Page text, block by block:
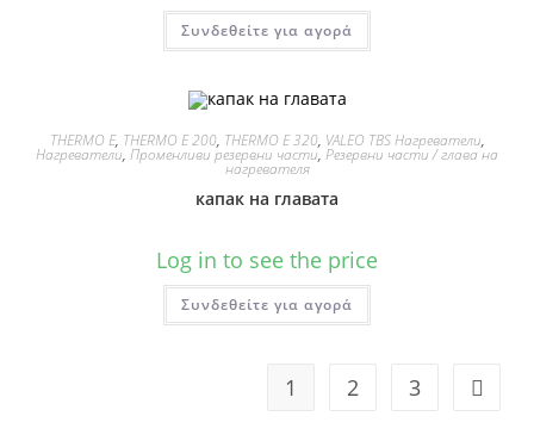
Συνδεθείτε για αγορά
THERMO E, THERMO E 200, THERMO E 320, VALEO TBS Нагреватели,
Нагреватели, Променливи резервни части, Резервни части / глава на
нагревателя
капак на главата
Log in to see the price
Συνδεθείτε για αγορά
1 2 3